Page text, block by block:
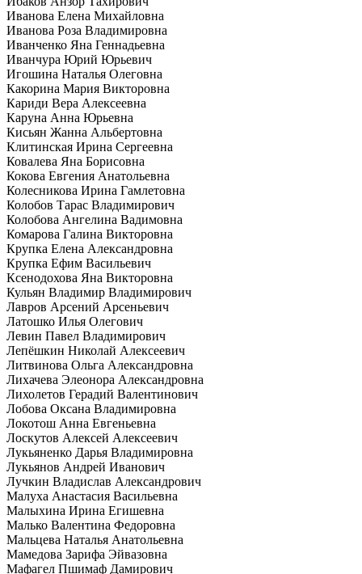
Иванова Елена Михайловна
Иванова Роза Владимировна
Иванченко Яна Геннадьевна
Иванчура Юрий Юрьевич
Игошина Наталья Олеговна
Какорина Мария Викторовна
Кариди Вера Алексеевна
Каруна Анна Юрьевна
Кисьян Жанна Альбертовна
Клитинская Ирина Сергеевна
Ковалева Яна Борисовна
Кокова Евгения Анатольевна
Колесникова Ирина Гамлетовна
Колобов Тарас Владимирович
Колобова Ангелина Вадимовна
Комарова Галина Викторовна
Крупка Елена Александровна
Крупка Ефим Васильевич
Ксенодохова Яна Викторовна
Кульян Владимир Владимирович
Лавров Арсений Арсеньевич
Латошко Илья Олегович
Левин Павел Владимирович
Лепёшкин Николай Алексеевич
Литвинова Ольга Александровна
Лихачева Элеонора Александровна
Лихолетов Герадий Валентинович
Лобова Оксана Владимировна
Локотош Анна Евгеньевна
Лоскутов Алексей Алексеевич
Лукьяненко Дарья Владимировна
Лукьянов Андрей Иванович
Лучкин Владислав Александрович
Малуха Анастасия Васильевна
Малыхина Ирина Егишевна
Малько Валентина Федоровна
Мальцева Наталья Анатольевна
Мамедова Зарифа Эйвазовна
Мафагел Пшимаф Дамирович